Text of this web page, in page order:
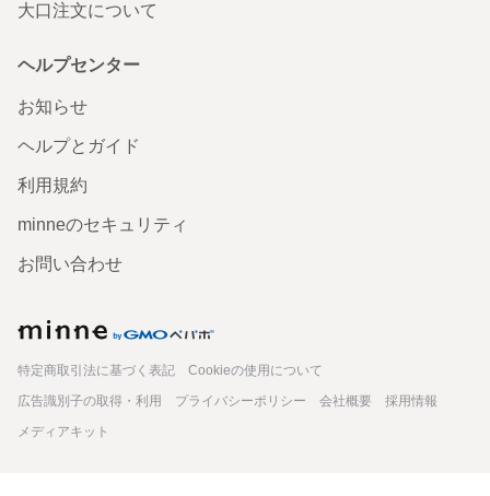
大口注文について
ヘルプセンター
お知らせ
ヘルプとガイド
利用規約
minneのセキュリティ
お問い合わせ
特定商取引法に基づく表記
Cookieの使用について
広告識別子の取得・利用
プライバシーポリシー 会社概要
採用情報
メディアキット